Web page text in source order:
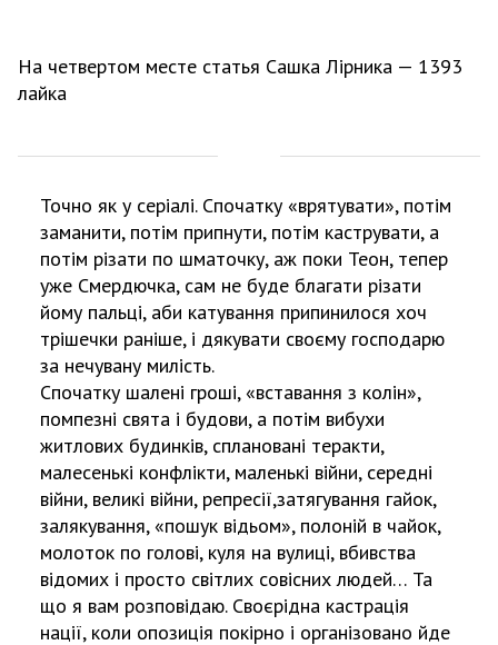
На четвертом месте статья Сашка Лірника — 1393
лайка
Точно як у серіалі. Спочатку «врятувати», потім
заманити, потім припнути, потім каструвати, а
потім різати по шматочку, аж поки Теон, тепер
уже Смердючка, сам не буде благати різати
йому пальці, аби катування припинилося хоч
трішечки раніше, і дякувати своєму господарю
за нечувану милість.
Спочатку шалені гроші, «вставання з колін»,
помпезні свята і будови, а потім вибухи
житлових будинків, сплановані теракти,
малесенькі конфлікти, маленькі війни, середні
війни, великі війни, репресії,затягування гайок,
залякування, «пошук відьом», полоній в чайок,
молоток по голові, куля на вулиці, вбивства
відомих і просто світлих совісних людей… Та
що я вам розповідаю. Своєрідна кастрація
нації, коли опозиція покірно і організовано йде